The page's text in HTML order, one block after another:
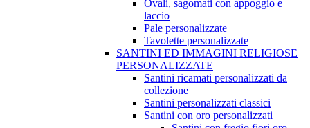
Ovali, sagomati con appoggio e
laccio
Pale personalizzate
Tavolette personalizzate
SANTINI ED IMMAGINI RELIGIOSE
PERSONALIZZATE
Santini ricamati personalizzati da
collezione
Santini personalizzati classici
Santini con oro personalizzati